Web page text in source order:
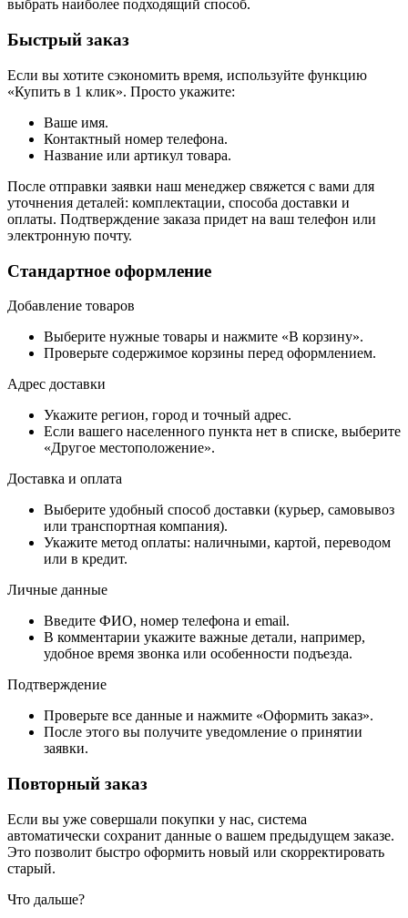
выбрать наиболее подходящий способ.
Быстрый заказ
Если вы хотите сэкономить время, используйте функцию
«Купить в 1 клик». Просто укажите:
Ваше имя.
Контактный номер телефона.
Название или артикул товара.
После отправки заявки наш менеджер свяжется с вами для
уточнения деталей: комплектации, способа доставки и
оплаты. Подтверждение заказа придет на ваш телефон или
электронную почту.
Стандартное оформление
Добавление товаров
Выберите нужные товары и нажмите «В корзину».
Проверьте содержимое корзины перед оформлением.
Адрес доставки
Укажите регион, город и точный адрес.
Если вашего населенного пункта нет в списке, выберите
«Другое местоположение».
Доставка и оплата
Выберите удобный способ доставки (курьер, самовывоз
или транспортная компания).
Укажите метод оплаты: наличными, картой, переводом
или в кредит.
Личные данные
Введите ФИО, номер телефона и email.
В комментарии укажите важные детали, например,
удобное время звонка или особенности подъезда.
Подтверждение
Проверьте все данные и нажмите «Оформить заказ».
После этого вы получите уведомление о принятии
заявки.
Повторный заказ
Если вы уже совершали покупки у нас, система
автоматически сохранит данные о вашем предыдущем заказе.
Это позволит быстро оформить новый или скорректировать
старый.
Что дальше?